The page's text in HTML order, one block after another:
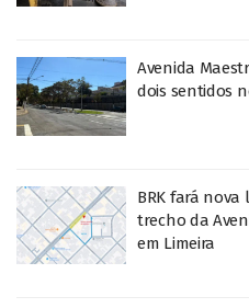
Avenida
dois sentidos
BRK fará
trecho da
em Limeira